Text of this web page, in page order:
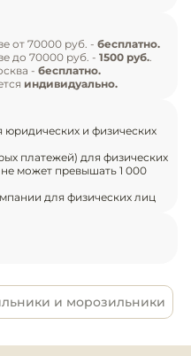
Кухонный
Нейтральное
общепита
Весовое
No Frost
наледи внутри
и поддерживая
холодный воздух
по всему объёму
стекла
к
режима
объёмов продуктов
от 70000 руб. - бесплатно.
до 70000 руб. - 1500 руб..
- бесплатно.
индивидуально.
и физических
платежей) для физических
может превышать 1 000
для физических лиц
и морозильники